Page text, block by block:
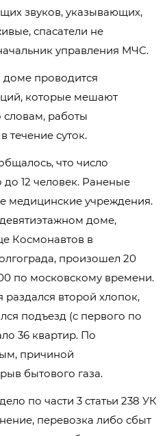
звуков, указывающих,
спасатели не
управления МЧС.
доме проводится
которые мешают
словам, работы
течение суток.
что число
12 человек. Раненые
медицинские учреждения.
доме,
Космонавтов в
произошел 20
по московскому времени.
второй хлопок,
подъезд (с первого по
36 квартир. По
причиной
бытового газа.
по части 3 статьи 238 УК
перевозка либо сбыт